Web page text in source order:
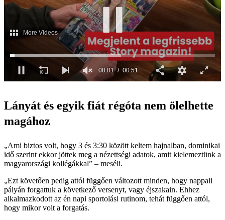
Lányát és egyik fiát régóta nem ölelhette
magához
„Ami biztos volt, hogy 3 és 3:30 között keltem hajnalban, dominikai
idő szerint ekkor jöttek meg a nézettségi adatok, amit kielemeztünk a
magyarországi kollégákkal” – meséli.
„Ezt követően pedig attól függően változott minden, hogy nappali
pályán forgattuk a következő versenyt, vagy éjszakain. Ehhez
alkalmazkodott az én napi sportolási rutinom, tehát függően attól,
hogy mikor volt a forgatás.